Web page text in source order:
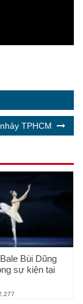
TPHCM
Bùi Dũng
sự kiện tại